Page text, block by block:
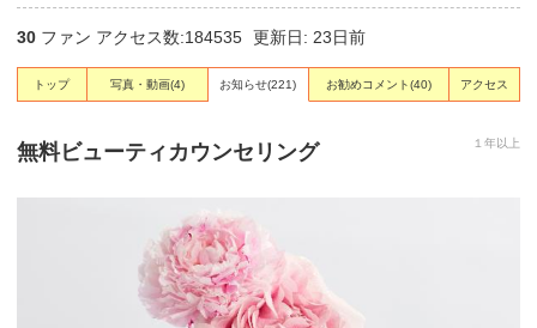
30 ファン アクセス数:184535 更新日: 23日前
トップ 写真・動画(4) お知らせ(221) お勧めコメント(40) アクセス
無料ビューティカウンセリング １年以上